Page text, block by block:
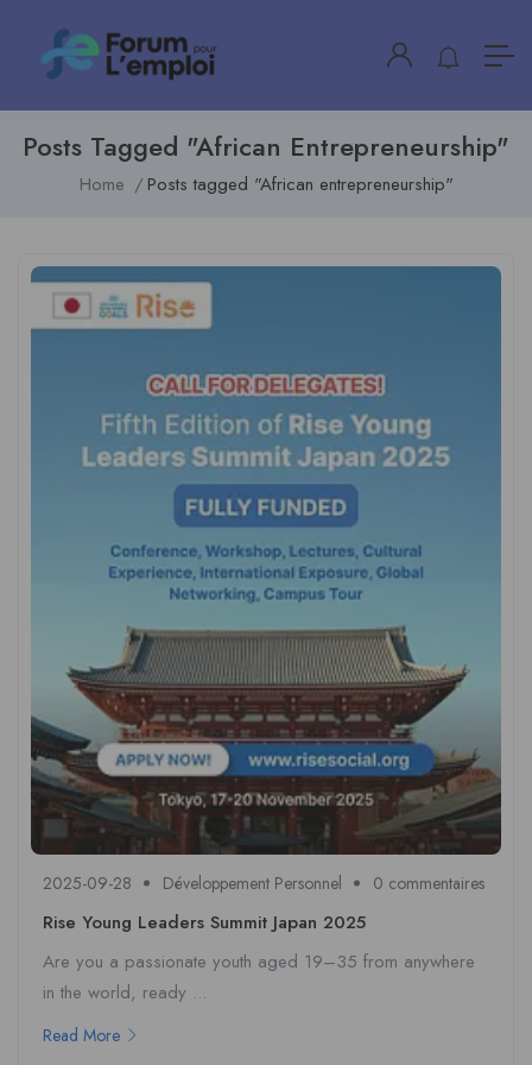
Posts Tagged "African Entrepreneurship"
Home Posts tagged "African entrepreneurship"
2025-09-28 Développement Personnel 0 commentaires
Rise Young Leaders Summit Japan 2025
Are you a passionate youth aged 19–35 from anywhere
in the world, ready ...
Read More